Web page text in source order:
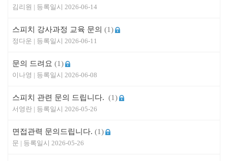
김리원 2026-06-14
스피치 강사과정 교육 문의 (1)
정다운 2026-06-11
문의 드려요 (1)
이나영 2026-06-08
스피치 관련 문의 드립니다. (1)
서영란 2026-05-26
면접관력 문의드립니다. (1)
문 2026-05-26